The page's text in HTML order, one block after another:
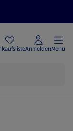
AnmeldenMenu